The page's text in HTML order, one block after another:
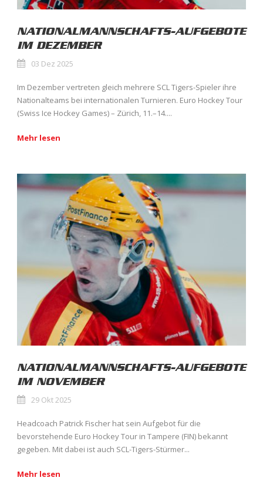
NATIONALMANNSCHAFTS-AUFGEBOTE
IM DEZEMBER
03 Dez 2025
Im Dezember vertreten gleich mehrere SCL Tigers-Spieler ihre
Nationalteams bei internationalen Turnieren. Euro Hockey Tour
(Swiss Ice Hockey Games) – Zürich, 11.–14....
Mehr lesen
NATIONALMANNSCHAFTS-AUFGEBOTE
IM NOVEMBER
29 Okt 2025
Headcoach Patrick Fischer hat sein Aufgebot für die
bevorstehende Euro Hockey Tour in Tampere (FIN) bekannt
gegeben. Mit dabei ist auch SCL-Tigers-Stürmer...
Mehr lesen